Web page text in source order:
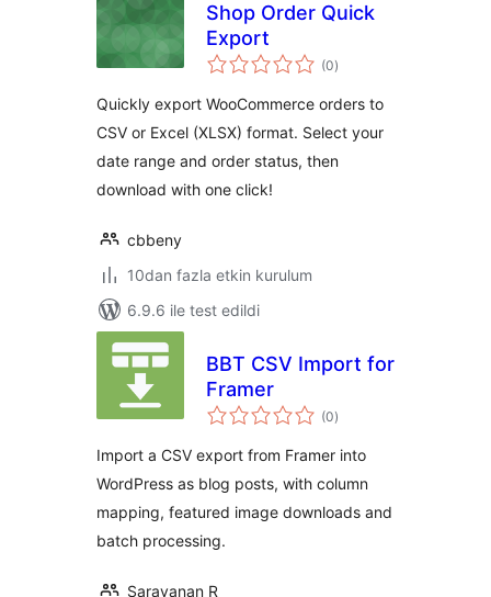
Shop Order Quick
Export
(0toplam
puan
)
Quickly export WooCommerce orders to
CSV or Excel (XLSX) format. Select your
date range and order status, then
download with one click!
cbbeny
10dan fazla etkin kurulum
6.9.6 ile test edildi
BBT CSV Import for
Framer
(0toplam
puan
)
Import a CSV export from Framer into
WordPress as blog posts, with column
mapping, featured image downloads and
batch processing.
Saravanan R